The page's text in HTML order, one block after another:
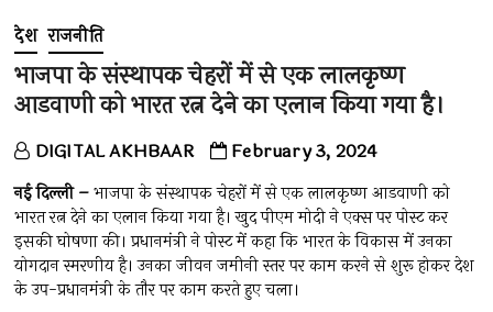
o
n
देश राजनीति
भाजपा के संस्थापक चेहरों में से एक लालकृष्ण
आडवाणी को भारत रत्न देने का एलान किया गया है।
DIGITAL AKHBAAR February 3, 2024
नई दिल्ली –भाजपा के संस्थापक चेहरों में से एक लालकृष्ण आडवाणी को
भारत रत्न देने का एलान किया गया है। खुद पीएम मोदी ने एक्स पर पोस्ट कर
इसकी घोषणा की। प्रधानमंत्री ने पोस्ट में कहा कि भारत के विकास में उनका
योगदान स्मरणीय है। उनका जीवन जमीनी स्तर पर काम करने से शुरू होकर देश
के उप-प्रधानमंत्री के तौर पर काम करते हुए चला।